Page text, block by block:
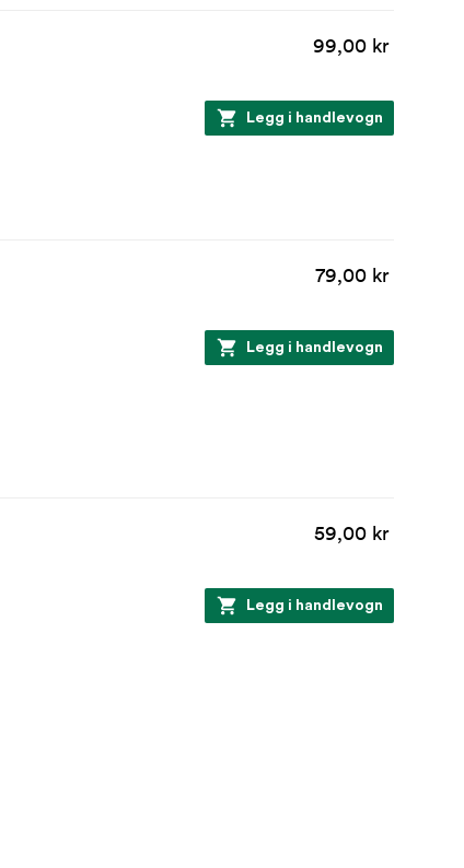
99,00 kr
Legg i handlevogn
79,00 kr
Legg i handlevogn
59,00 kr
Legg i handlevogn